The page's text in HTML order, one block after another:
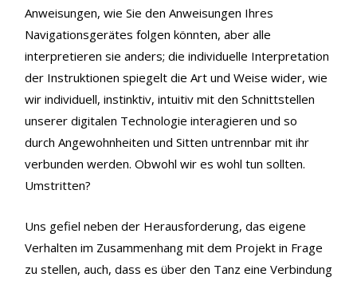
Anweisungen, wie Sie den Anweisungen Ihres
Navigationsgerätes folgen könnten, aber alle
interpretieren sie anders; die individuelle Interpretation
der Instruktionen spiegelt die Art und Weise wider, wie
wir individuell, instinktiv, intuitiv mit den Schnittstellen
unserer digitalen Technologie interagieren und so
durch Angewohnheiten und Sitten untrennbar mit ihr
verbunden werden. Obwohl wir es wohl tun sollten.
Umstritten?
Uns gefiel neben der Herausforderung, das eigene
Verhalten im Zusammenhang mit dem Projekt in Frage
zu stellen, auch, dass es über den Tanz eine Verbindung